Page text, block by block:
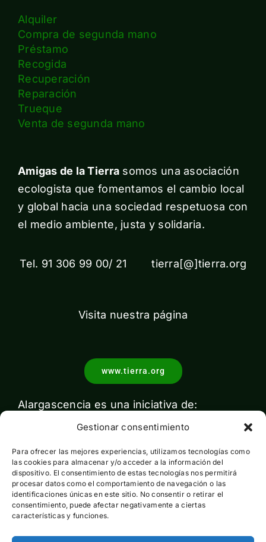
Gestionar consentimiento
Para ofrecer las mejores experiencias, utilizamos tecnologías como
las cookies para almacenar y/o acceder a la información del
dispositivo. El consentimiento de estas tecnologías nos permitirá
procesar datos como el comportamiento de navegación o las
identificaciones únicas en este sitio. No consentir o retirar el
consentimiento, puede afectar negativamente a ciertas
características y funciones.
Alquiler
Compra de segunda mano
Préstamo
Recogida
Recuperación
Reparación
Trueque
Venta de segunda mano
Amigas de la Tierra somos una asociación
ecologista que fomentamos el cambio local
y global hacia una sociedad respetuosa con
el medio ambiente, justa y solidaria.
Tel. 91 306 99 00/ 21 tierra[@]tierra.org
Visita nuestra página
www.tierra.org
Alargascencia es una iniciativa de:
Con el apoyo de: